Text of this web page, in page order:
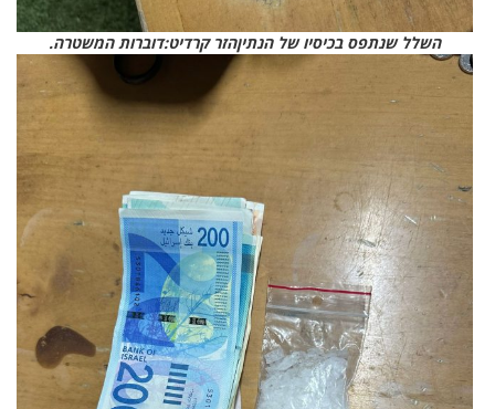
השלל שנתפס בכיסיו של הנתיןהזר קרדיט:דוברות המשטרה.